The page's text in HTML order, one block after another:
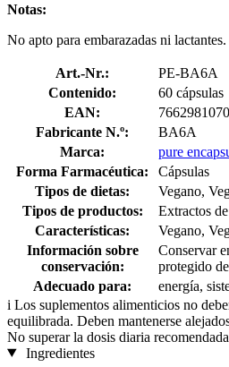
Notas:
No apto para embarazadas ni lactantes.
Art.-Nr.:
PE-BA6A
Contenido:
60 cápsulas
EAN:
Fabricante N.º:
BA6A
Marca:
pure
Forma Farmacéutica:
Cápsulas
Tipos de dietas:
Vegano,
Tipos de productos:
Extractos
Características:
Vegano,
Información sobre
conservación:
Conservar
protegido
Adecuado para:
energía,
i Los suplementos alimenticios no
equilibrada. Deben mantenerse
No superar la dosis diaria
Ingredientes